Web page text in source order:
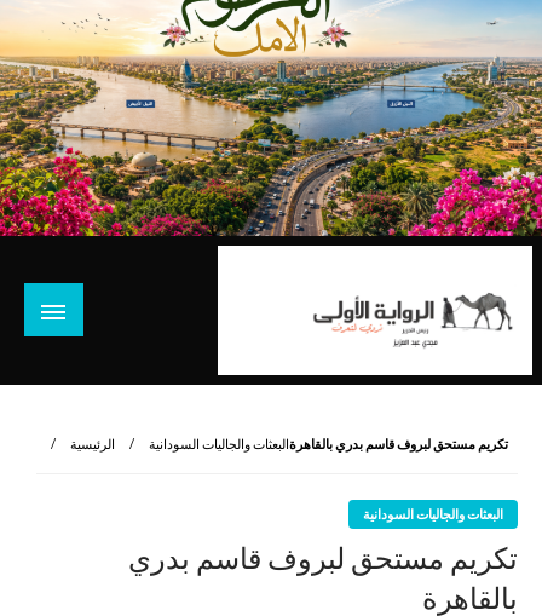
نروي لتعرف
الرئيسية البعثات والجاليات السودانيةتكريم مستحق لبروف قاسم بدري بالقاهرة
البعثات والجاليات السودانية
تكريم مستحق لبروف قاسم بدري
بالقاهرة